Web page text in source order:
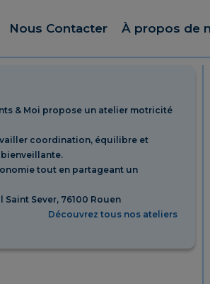
Nous Contacter À propos de
& Moi propose un atelier motricité
coordination, équilibre et
tout en partageant un
Saint Sever, 76100 Rouen
Découvrez tous nos ateliers